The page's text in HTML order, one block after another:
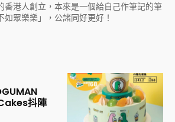
香港人創立，本來是一個給自己作筆記的筆
眾樂樂」，公諸同好更好！
抖陣